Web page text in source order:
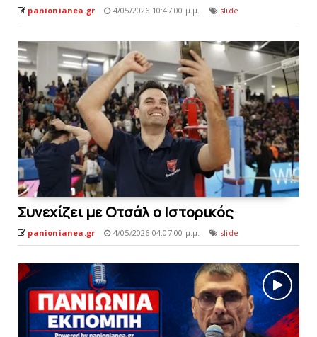
panionianea.gr 4/05/2026 10:47:00 μ.μ. slide
Συνεχίζει με Oτσάλ o Ιστορικός
panionianea.gr 4/05/2026 04:07:00 μ.μ. slide